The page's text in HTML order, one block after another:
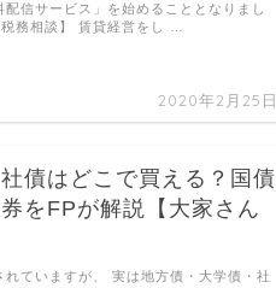
2020年2月25日
信サービス」を始めることとなりまし
務相談】 賃貸経営をし …
債はどこで買える？国債
をFPが解説【大家さん
れていますが、 実は地方債・大学債・社